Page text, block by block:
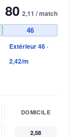
80 2,11 / match
46
Extérieur 46 ·
2,42/m
DOMICILE
2,58